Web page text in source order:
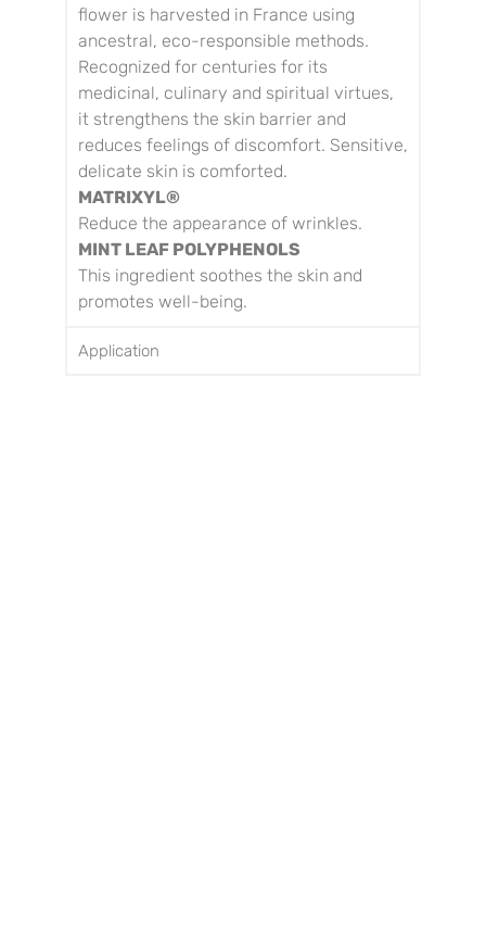
flower is harvested in France using
ancestral, eco-responsible methods.
Recognized for centuries for its
medicinal, culinary and spiritual virtues,
it strengthens the skin barrier and
reduces feelings of discomfort. Sensitive,
delicate skin is comforted.
MATRIXYL®
Reduce the appearance of wrinkles.
MINT LEAF POLYPHENOLS
This ingredient soothes the skin and
promotes well-being.
Application